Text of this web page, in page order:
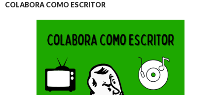
COLABORA COMO ESCRITOR